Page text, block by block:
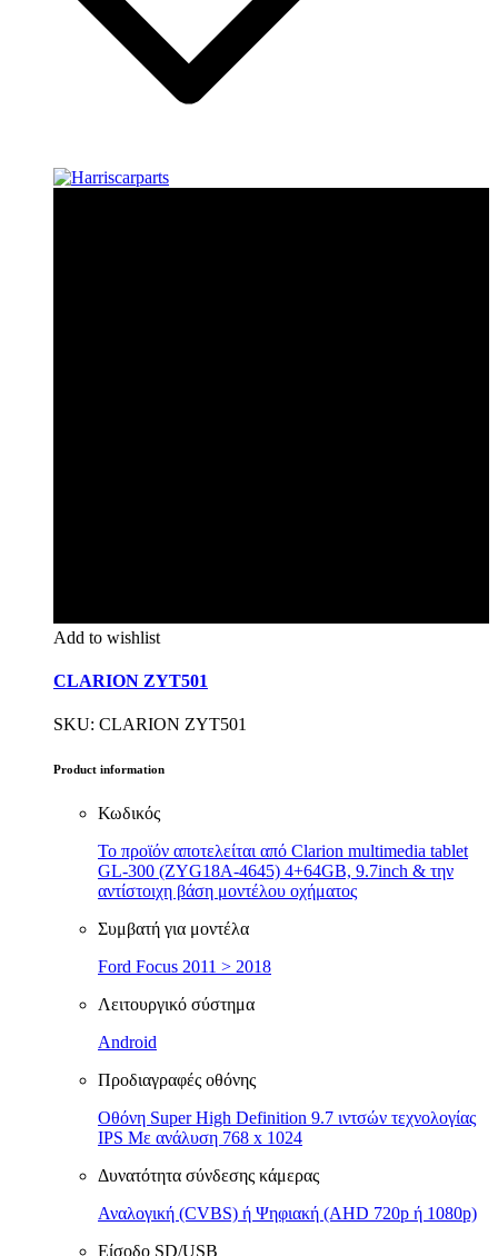
Add to wishlist
CLARION ZYT501
SKU: CLARION ZYT501
Product information
Κωδικός
Το προϊόν αποτελείται από Clarion multimedia tablet
GL-300 (ZYG18A-4645) 4+64GB, 9.7inch & την
αντίστοιχη βάση μοντέλου οχήματος
Συμβατή για μοντέλα
Ford Focus 2011 > 2018
Λειτουργικό σύστημα
Android
Προδιαγραφές οθόνης
Οθόνη Super High Definition 9.7 ιντσών τεχνολογίας
IPS Με ανάλυση 768 x 1024
Δυνατότητα σύνδεσης κάμερας
Αναλογική (CVBS) ή Ψηφιακή (AHD 720p ή 1080p)
Είσοδο SD/USB